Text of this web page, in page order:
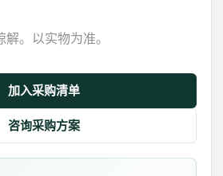
。以实物为准。
加入采购清单
咨询采购方案